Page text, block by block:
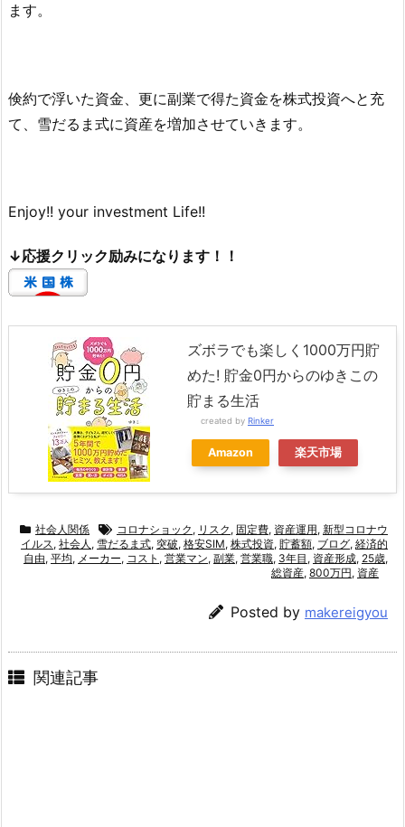
ます。
倹約で浮いた資金、更に副業で得た資金を株式投資へと充
て、雪だるま式に資産を増加させていきます。
Enjoy!! your investment Life!!
↓応援クリック励みになります！！
ズボラでも楽しく1000万円貯
めた! 貯金0円からのゆきこの
貯まる生活
created by Rinker
Amazon 楽天市場
社会人関係 コロナショック , リスク , 固定費, 資産運用, 新型コロナウ
イルス, 社会人 , 雪だるま式, 突破, 格安SIM, 株式投資, 貯蓄額, ブログ, 経済的
自由, 平均, メーカー, コスト , 営業マン, 副業, 営業職, 3年目 , 資産形成, 25歳,
総資産, 800万円, 資産
Posted by makereigyou
関連記事